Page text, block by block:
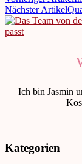
Nächster Artikel
Ich bin Jasmin
Kategorien